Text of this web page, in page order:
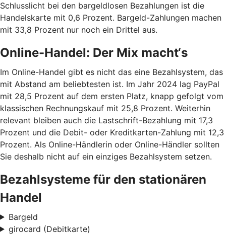
Schlusslicht bei den bargeldlosen Bezahlungen ist die
Handelskarte mit 0,6 Prozent. Bargeld-Zahlungen machen
mit 33,8 Prozent nur noch ein Drittel aus.
Online-Handel: Der Mix macht‘s
Im Online-Handel gibt es nicht das eine Bezahlsystem, das
mit Abstand am beliebtesten ist. Im Jahr 2024 lag PayPal
mit 28,5 Prozent auf dem ersten Platz, knapp gefolgt vom
klassischen Rechnungskauf mit 25,8 Prozent. Weiterhin
relevant bleiben auch die Lastschrift-Bezahlung mit 17,3
Prozent und die Debit- oder Kreditkarten-Zahlung mit 12,3
Prozent. Als Online-Händlerin oder Online-Händler sollten
Sie deshalb nicht auf ein einziges Bezahlsystem setzen.
Bezahlsysteme für den stationären
Handel
Bargeld
girocard (Debitkarte)